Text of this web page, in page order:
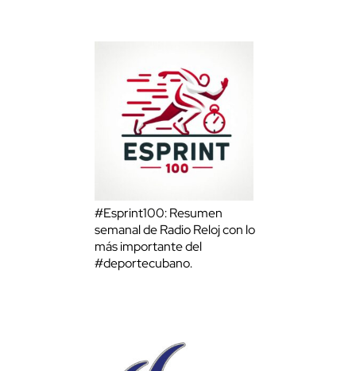
#Esprint100: Resumen
semanal de Radio Reloj con lo
más importante del
#deportecubano.